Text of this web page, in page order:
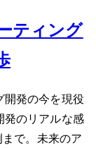
ーティング
ング開発の今を現役
た開発のリアルな感
で。未来のア